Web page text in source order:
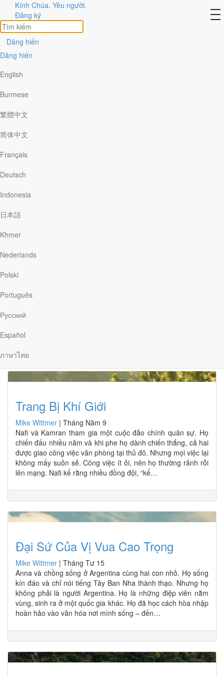
Kính Chúa. Yêu người.
Đăng ký
Dâng hiến
Dâng hiến
English
Burmese
繁體中文
简体中文
Français
Deutsch
Indonesia
日本語
Khmer
Nederlands
Polski
Português
Русский
Español
ภาษาไทย
Tác giả
xem hết
bài viết của Mike Wittmer
Một vận động viên nổi tiếng ngồi thẳng lưng trên ghế, chiếc
máy bay đã sẵn sàng cất cánh đưa anh đến trận chung kết,
mà anh tin chắc mình sẽ chiến thắng. Một tiếp viên đi ngang
cười đáp: “Siêu nhân không cần dây an toàn”. Cô…
Ở những vùng khí hậu lạnh, cây cối thường chuẩn bị cho
mùa đông bằng một quá trình gọi là “làm cứng”. Nước trong
các tế bào được rút ra ngoài để tránh bị đóng băng, giãn nở
tinh khiết nên không thể hình thành…
Trang Bị Khí Giới
Mike Wittmer | Tháng Năm 9
Nafi và Kamran tham gia một cuộc đảo chính quân sự. Họ
chiến đấu nhiều năm và khi phe họ dành chiến thắng, cả hai
được giao công việc văn phòng tại thủ đô. Nhưng mọi việc lại
không mấy suôn sẻ. Công việc ít ỏi, nên họ thường rảnh rỗi
lên mạng. Nafi kể rằng nhiều đồng đội, “kể…
Đại Sứ Của Vị Vua Cao Trọng
Mike Wittmer | Tháng Tư 15
Anna và chồng sống ở Argentina cùng hai con nhỏ. Họ sống
kín đáo và chỉ nói tiếng Tây Ban Nha thành thạo. Nhưng họ
không phải là người Argentina. Họ là những điệp viên nằm
vùng, sinh ra ở một quốc gia khác. Họ đã học cách hòa nhập
hoàn hảo vào văn hóa nơi mình sống – đến…